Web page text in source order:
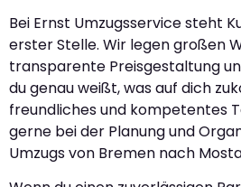
Bei Ernst Umzugsservice steht
erster Stelle. Wir legen großen
transparente Preisgestaltung
du genau weißt, was auf dich
freundliches und kompetentes
gerne bei der Planung und
Umzugs von Bremen nach